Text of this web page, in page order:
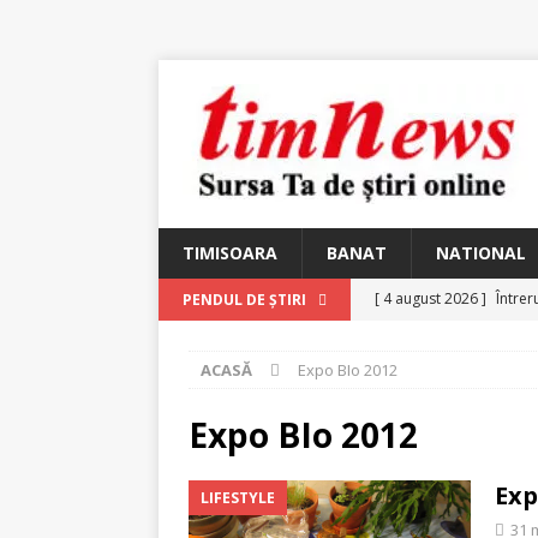
TIMISOARA BANAT NATIONAL
PENDUL DE ȘTIRI [ 4 august 2026 ]
25 martie 1926 – fugit
[ 2 august 2026 ]
Ungureanu,
ACASĂ Expo BIo 2012
Expo BIo 2012
LIFESTYLE
31